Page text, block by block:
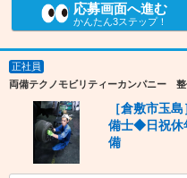
応募画面へ進む
かんたん3ステップ！
正社員
両備テクノモビリティーカンパニー
［倉敷市玉
備士◆日祝休
備